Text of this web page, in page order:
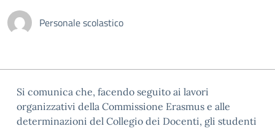
Personale scolastico
Si comunica che, facendo seguito ai lavori
organizzativi della Commissione Erasmus e alle
determinazioni del Collegio dei Docenti, gli studenti